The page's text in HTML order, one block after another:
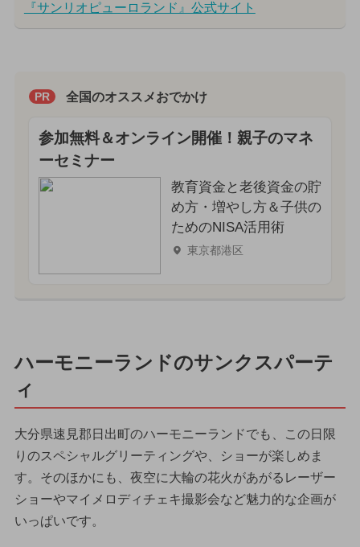
『サンリオピューロランド』公式サイト
PR 全国のオススメおでかけ
参加無料＆オンライン開催！親子のマネ
ーセミナー
教育資金と老後資金の貯
め方・増やし方＆子供の
ためのNISA活用術
東京都港区
ハーモニーランドのサンクスパーテ
ィ
大分県速見郡日出町のハーモニーランドでも、この日限
りのスペシャルグリーティングや、ショーが楽しめま
す。そのほかにも、夜空に大輪の花火があがるレーザー
ショーやマイメロディチェキ撮影会など魅力的な企画が
いっぱいです。